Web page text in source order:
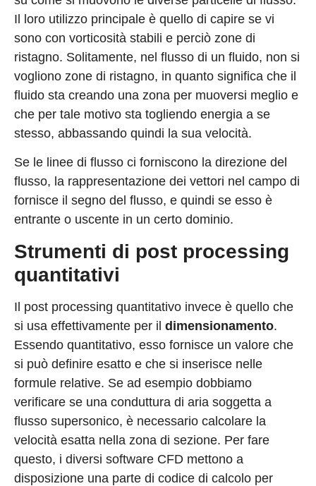
Il loro utilizzo principale è quello di capire se vi
sono con vorticosità stabili e perciò zone di
ristagno. Solitamente, nel flusso di un fluido, non si
vogliono zone di ristagno, in quanto significa che il
fluido sta creando una zona per muoversi meglio e
che per tale motivo sta togliendo energia a se
stesso, abbassando quindi la sua velocità.
Se le linee di flusso ci forniscono la direzione del
flusso, la rappresentazione dei vettori nel campo di
fornisce il segno del flusso, e quindi se esso è
entrante o uscente in un certo dominio.
Strumenti di post processing
quantitativi
Il post processing quantitativo invece è quello che
si usa effettivamente per il dimensionamento.
Essendo quantitativo, esso fornisce un valore che
si può definire esatto e che si inserisce nelle
formule relative. Se ad esempio dobbiamo
verificare se una conduttura di aria soggetta a
flusso supersonico, è necessario calcolare la
velocità esatta nella zona di sezione. Per fare
questo, i diversi software CFD mettono a
disposizione una parte di codice di calcolo per